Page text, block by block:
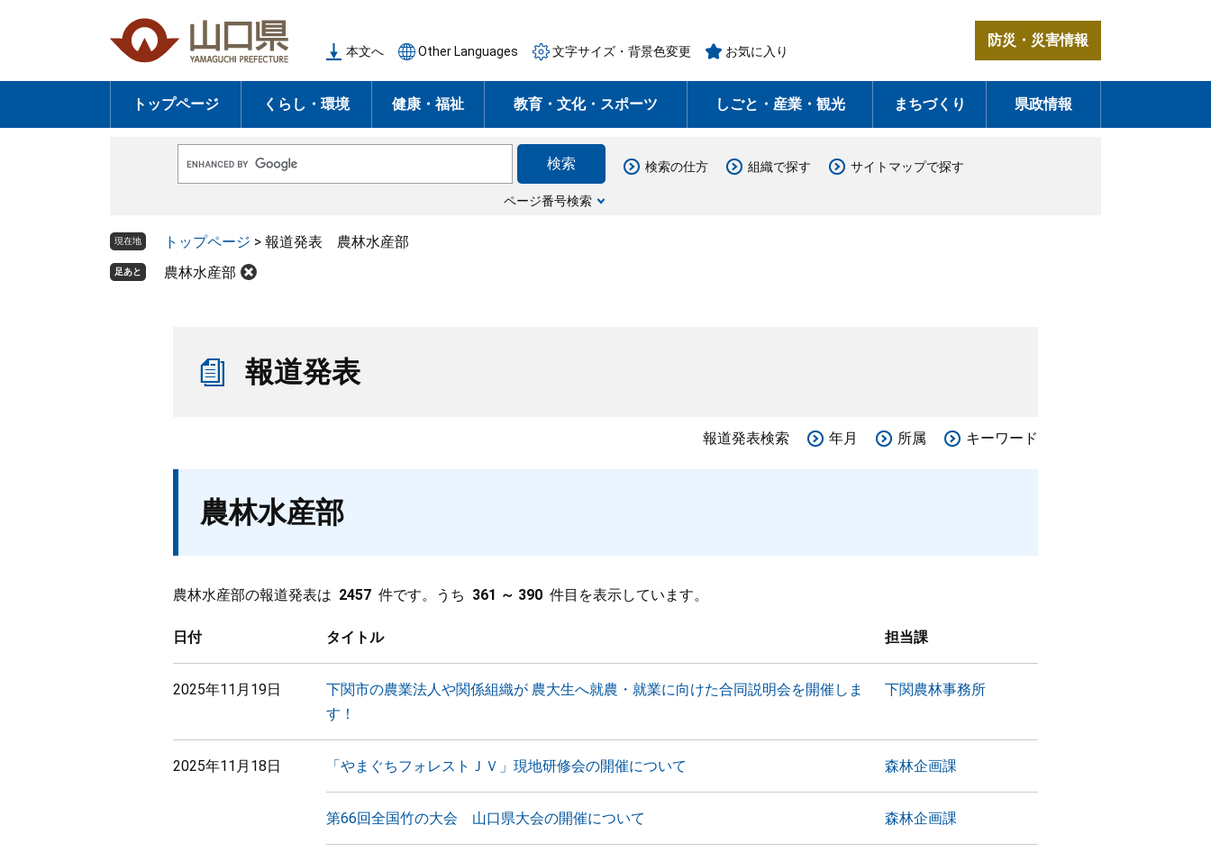
の
頭
ー
飛
本文へ Other Languages 文字サイズ・背景色変更 お気に入り
防災・災害情報
トップページ くらし・環境 健康・福祉 教育・文化・スポーツ しごと・産業・観光 まちづくり 県政情報
o
e
ス
タ
ページ番号検索
検索の仕方 組織で探す サイトマップで探す
現在地 トップページ > 報道発表 農林水産部
足あと 農林水産部
報道発表
報道発表検索 年月 所属 キーワード
農林水産部
農林水産部の報道発表は 2457 件です。うち 361 ～ 390 件目を表示しています。
日付 タイトル 担当課
2025年11月19日
下関市の農業法人や関係組織が 農大生へ就農・就業に向けた合同説明会を開催しま
す！
下関農林事務所
2025年11月18日 「やまぐちフォレストＪＶ」現地研修会の開催について 森林企画課
第66回全国竹の大会 山口県大会の開催について 森林企画課